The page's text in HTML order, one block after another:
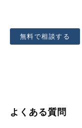
無料で相談する
よくある質問